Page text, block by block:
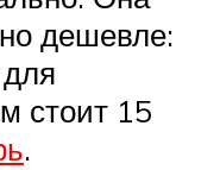
дешевле:
стоит 15
.